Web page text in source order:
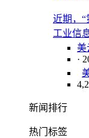
近期，
工业信
美
·
新闻排行
热门标签